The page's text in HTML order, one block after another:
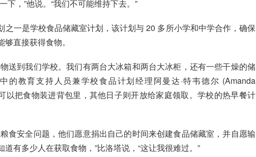
下，”他说。“我们不可能维持下去。”
之一是学校食品储藏室计划，该计划与 20 多所小学和中学合作，确保
直接获得食物。
送到我们学校。我们有两台大冰箱和两台大冰柜，还有一些干燥的储
的教育支持人员兼学校食品计划经理阿曼达·特韦德尔 (Amanda
以把食物装进背包里，其他日子则开放给家庭领取。学校的热早餐计
食安全问题，他们愿意捐出自己的时间来创建食品储藏室，并自愿输
有多少人在获取食物，”比洛塔说，“这让我很难过。”